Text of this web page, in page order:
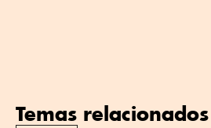
Temas relacionados